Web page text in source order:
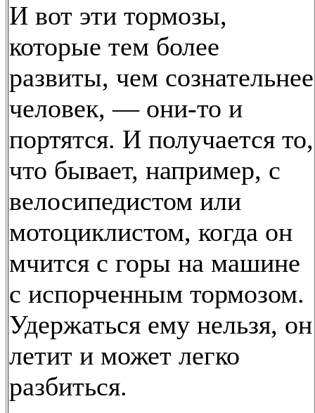
И вот эти тормозы,
которые тем более
развиты, чем сознательнее
человек, — они-то и
портятся. И получается то,
что бывает, например, с
велосипедистом или
мотоциклистом, когда он
мчится с горы на машине
с испорченным тормозом.
Удержаться ему нельзя, он
летит и может легко
разбиться.